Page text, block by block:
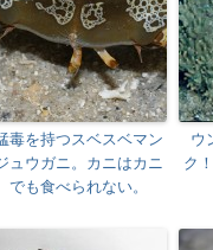
毒を持つスベスベマン
ュウガニ。カニはカニ
でも食べられない。
ウ
ク